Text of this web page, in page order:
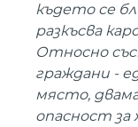
където се
разкъсва
Относно
граждани -
място,
опасност за